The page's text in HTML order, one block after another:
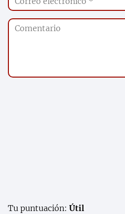
Tu puntuación: Útil